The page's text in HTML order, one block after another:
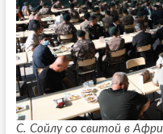
С. Сойлу со свитой в